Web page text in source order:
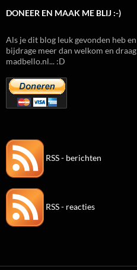
DONEER EN MAAK ME BLIJ :-)
Als je dit blog leuk gevonden heb
bijdrage meer dan welkom en
madbello.nl... :D
RSS - berichten
RSS - reacties